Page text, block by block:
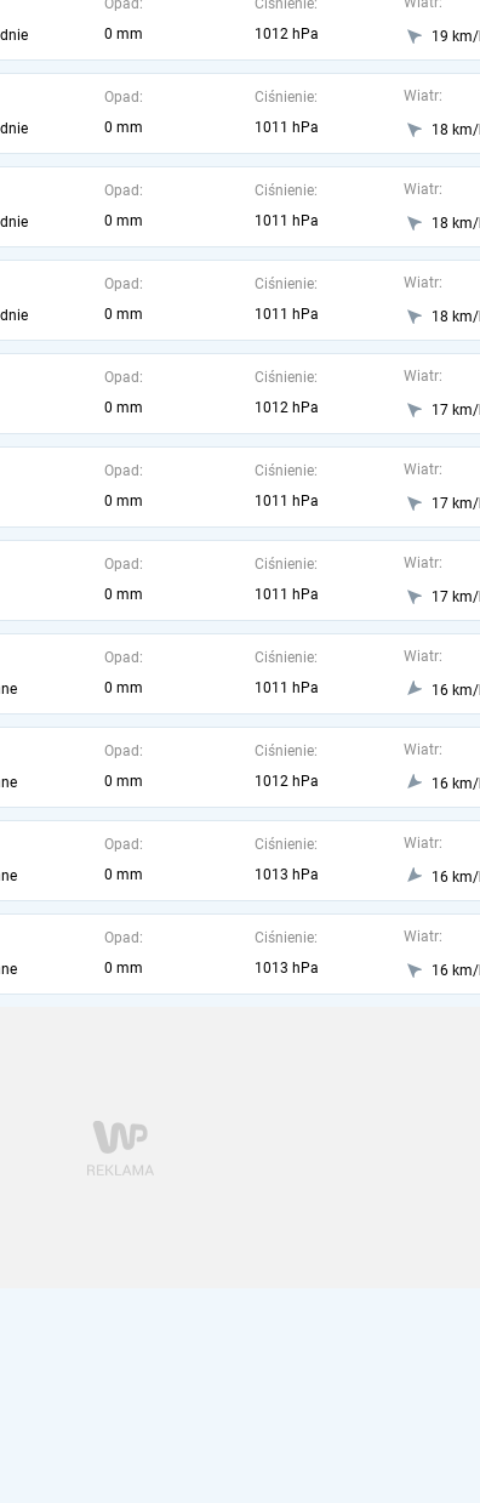
Opad:
0 mm
Ciśnienie:
1012 hPa
19
Opad:
0 mm
Ciśnienie:
1011 hPa
Wiatr:
18
Opad:
0 mm
Ciśnienie:
1011 hPa
Wiatr:
18
Opad:
0 mm
Ciśnienie:
1011 hPa
Wiatr:
18
Opad:
0 mm
Ciśnienie:
1012 hPa
Wiatr:
17
Opad:
0 mm
Ciśnienie:
1011 hPa
Wiatr:
17
Opad:
0 mm
Ciśnienie:
1011 hPa
Wiatr:
17
Opad:
0 mm
Ciśnienie:
1011 hPa
Wiatr:
16
Opad:
0 mm
Ciśnienie:
1012 hPa
Wiatr:
16
Opad:
0 mm
Ciśnienie:
1013 hPa
Wiatr:
16
Opad:
0 mm
Ciśnienie:
1013 hPa
Wiatr:
16